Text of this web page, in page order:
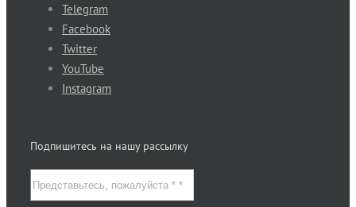
Telegram
Facebook
Twitter
YouTube
Instagram
Подпишитесь на нашу рассылку